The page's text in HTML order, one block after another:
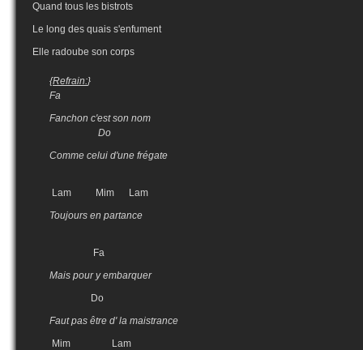
Quand tous les bistrots
Le long des quais s'enfument
Elle radoube son corps
{Refrain:}
Fa
Fanchon c'est son nom
Do
Comme celui d'une frégate
Lam Mim Lam
Toujours en partance
Fa
Mais pour y embarquer
Do
Faut pas être d' la maistrance
Mim Lam